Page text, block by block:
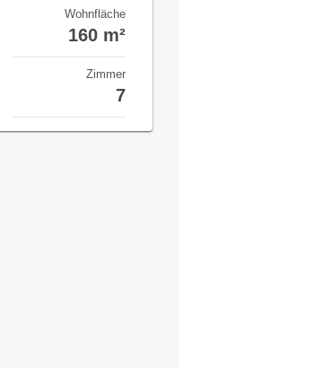
Wohnfläche
160 m²
Zimmer
7